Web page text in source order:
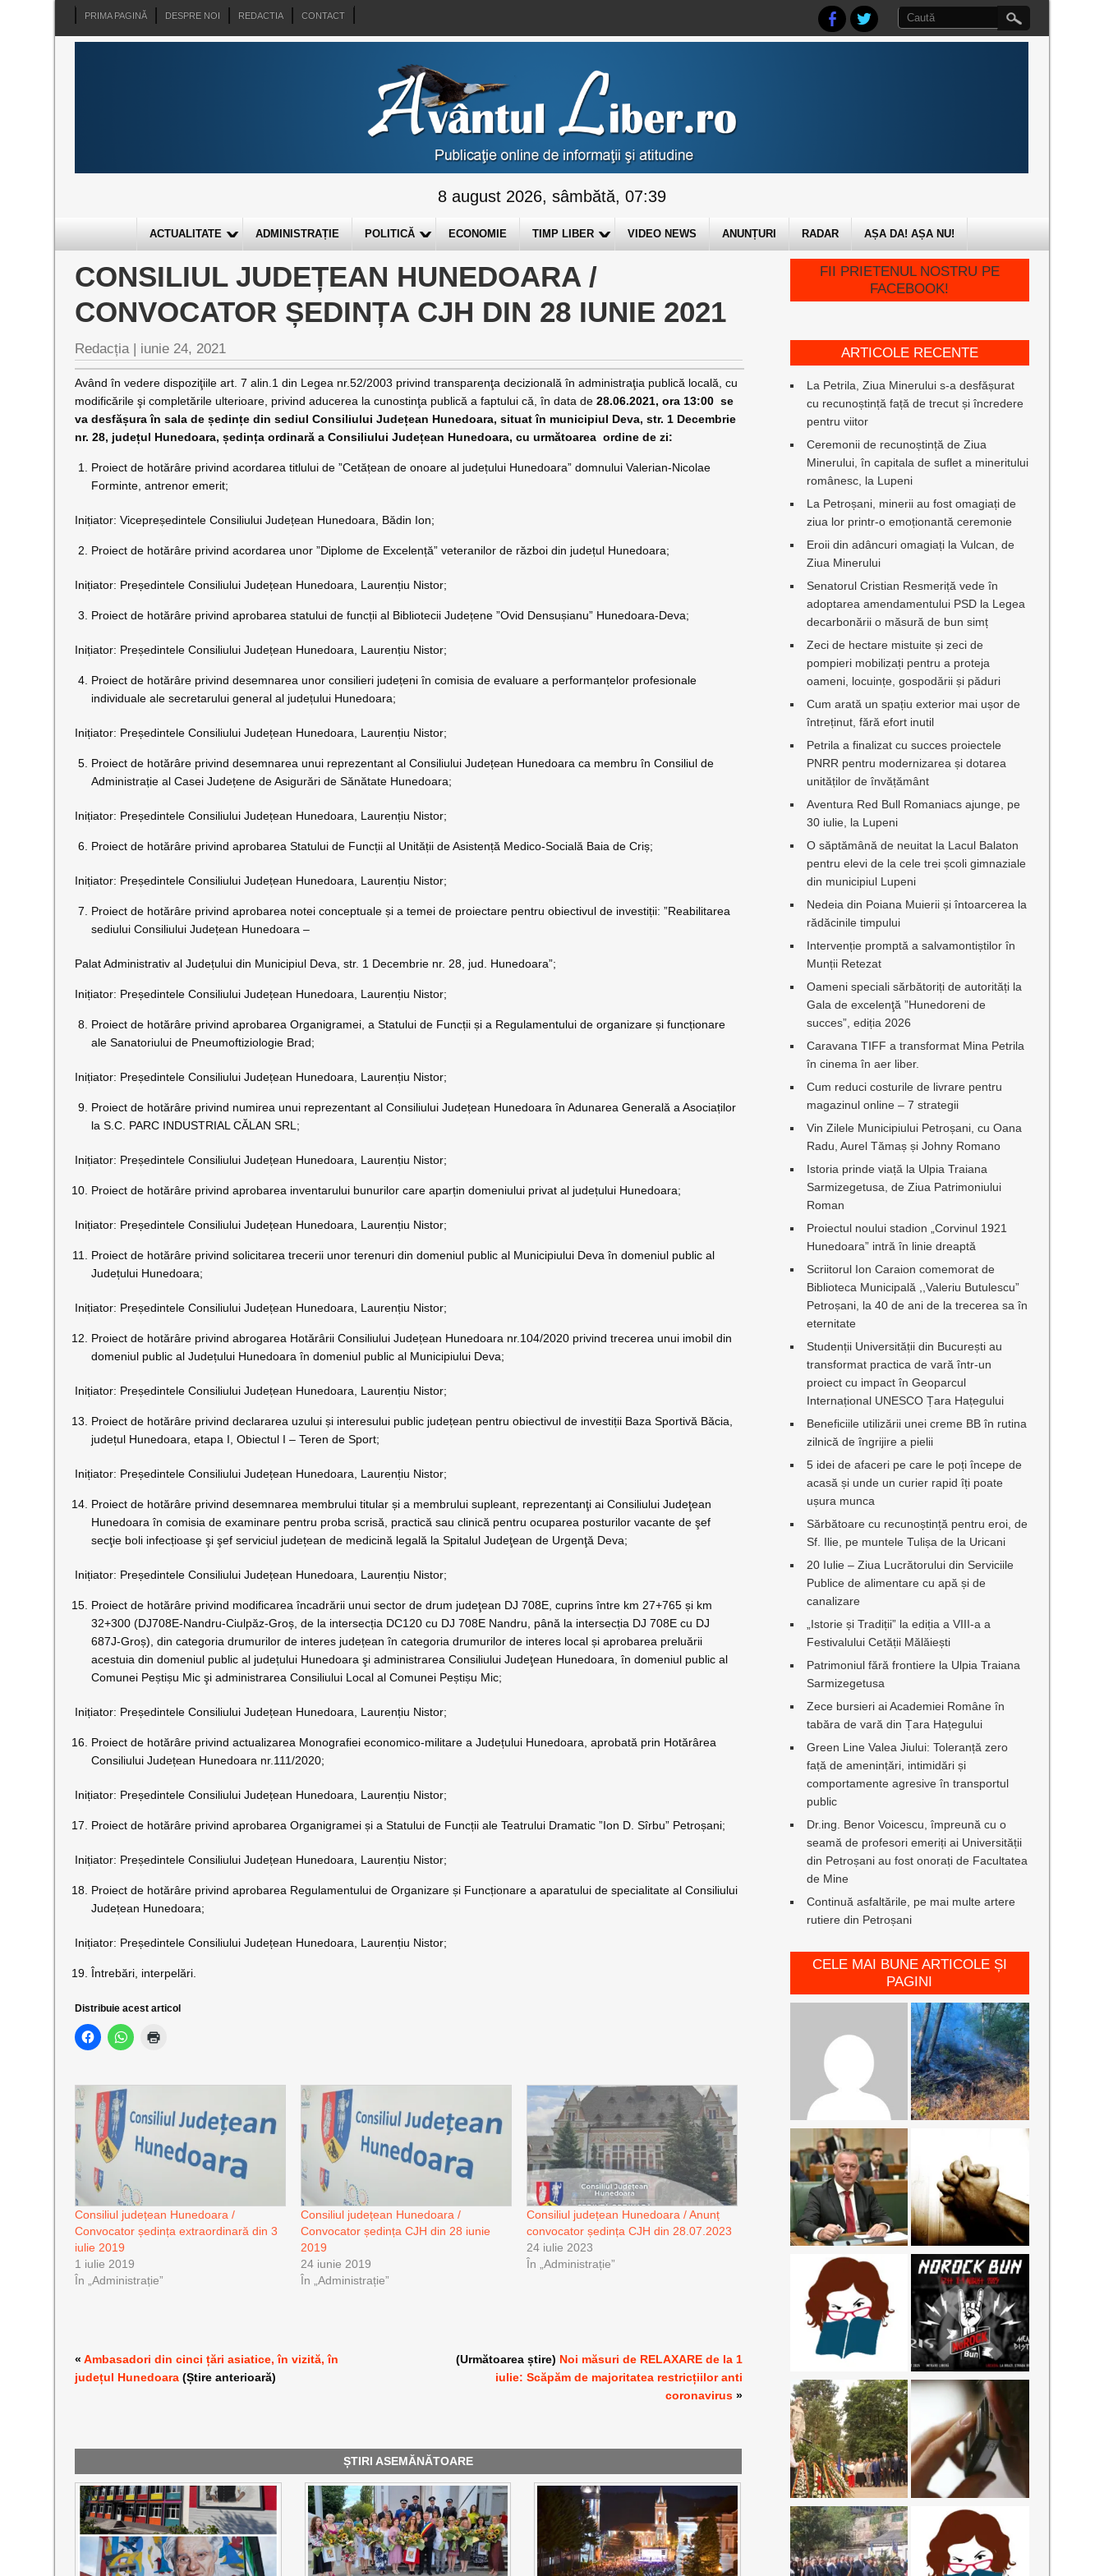
PRIMA PAGINĂ DESPRE NOI REDACTIA CONTACT
8 august 2026, sâmbătă, 07:39
ACTUALITATE ADMINISTRAȚIE POLITICĂ ECONOMIE TIMP LIBER VIDEO NEWS ANUNȚURI RADAR AȘA DA! AȘA NU!
CONSILIUL JUDEȚEAN HUNEDOARA /
CONVOCATOR ȘEDINȚA CJH DIN 28 IUNIE 2021
Redacția | iunie 24, 2021
Având în vedere dispoziţiile art. 7 alin.1 din Legea nr.52/2003 privind transparenţa decizională în administraţia publică locală, cu
modificările şi completările ulterioare, privind aducerea la cunostinţa publică a faptului că, în data de28.06.2021, ora 13:00 se
va desfășuraîn sala de ședințe din sediul Consiliului Județean Hunedoara, situat în municipiul Deva, str. 1 Decembrie
nr. 28, județul Hunedoara, ședința ordinară a Consiliului Județean Hunedoara, cu următoarea ordine de zi:
Proiect de hotărâre privind acordarea titlului de ”Cetățean de onoare al județului Hunedoara” domnului Valerian-Nicolae
Forminte, antrenor emerit;
Inițiator: Vicepreședintele Consiliului Județean Hunedoara, Bădin Ion;
Proiect de hotărâre privind acordarea unor ”Diplome de Excelență” veteranilor de război din județul Hunedoara;
Inițiator: Președintele Consiliului Județean Hunedoara, Laurențiu Nistor;
Proiect de hotărâre privind aprobarea statului de funcții al Bibliotecii Județene ”Ovid Densușianu” Hunedoara-Deva;
Inițiator: Președintele Consiliului Județean Hunedoara, Laurențiu Nistor;
Proiect de hotărâre privind desemnarea unor consilieri județeni în comisia de evaluare a performanțelor profesionale
individuale ale secretarului general al județului Hunedoara;
Inițiator: Președintele Consiliului Județean Hunedoara, Laurențiu Nistor;
Proiect de hotărâre privind desemnarea unui reprezentant al Consiliului Județean Hunedoara ca membru în Consiliul de
Administrație al Casei Județene de Asigurări de Sănătate Hunedoara;
Inițiator: Președintele Consiliului Județean Hunedoara, Laurențiu Nistor;
Proiect de hotărâre privind aprobarea Statului de Funcții al Unității de Asistență Medico-Socială Baia de Criș;
Inițiator: Președintele Consiliului Județean Hunedoara, Laurențiu Nistor;
Proiect de hotărâre privind aprobarea notei conceptuale și a temei de proiectare pentru obiectivul de investiții: ”Reabilitarea
sediului Consiliului Județean Hunedoara –
Palat Administrativ al Județului din Municipiul Deva, str. 1 Decembrie nr. 28, jud. Hunedoara”;
Inițiator: Președintele Consiliului Județean Hunedoara, Laurențiu Nistor;
Proiect de hotărâre privind aprobarea Organigramei, a Statului de Funcții și a Regulamentului de organizare și funcționare
ale Sanatoriului de Pneumoftiziologie Brad;
Inițiator: Președintele Consiliului Județean Hunedoara, Laurențiu Nistor;
Proiect de hotărâre privind numirea unui reprezentant al Consiliului Județean Hunedoara în Adunarea Generală a Asociaților
la S.C. PARC INDUSTRIAL CĂLAN SRL;
Inițiator: Președintele Consiliului Județean Hunedoara, Laurențiu Nistor;
Proiect de hotărâre privind aprobarea inventarului bunurilor care aparțin domeniului privat al județului Hunedoara;
Inițiator: Președintele Consiliului Județean Hunedoara, Laurențiu Nistor;
Proiect de hotărâre privind solicitarea trecerii unor terenuri din domeniul public al Municipiului Deva în domeniul public al
Județului Hunedoara;
Inițiator: Președintele Consiliului Județean Hunedoara, Laurențiu Nistor;
Proiect de hotărâre privind abrogarea Hotărârii Consiliului Județean Hunedoara nr.104/2020 privind trecerea unui imobil din
domeniul public al Județului Hunedoara în domeniul public al Municipiului Deva;
Inițiator: Președintele Consiliului Județean Hunedoara, Laurențiu Nistor;
Proiect de hotărâre privind declararea uzului și interesului public județean pentru obiectivul de investiții Baza Sportivă Băcia,
județul Hunedoara, etapa I, Obiectul I – Teren de Sport;
Inițiator: Președintele Consiliului Județean Hunedoara, Laurențiu Nistor;
Proiect de hotărâre privind desemnarea membrului titular și a membrului supleant, reprezentanţi ai Consiliului Judeţean
Hunedoara în comisia de examinare pentru proba scrisă, practică sau clinică pentru ocuparea posturilor vacante de şef
secţie boli infecțioase şi şef serviciul județean de medicină legală la Spitalul Judeţean de Urgenţă Deva;
Inițiator: Președintele Consiliului Județean Hunedoara, Laurențiu Nistor;
Proiect de hotărâre privind modificarea încadrării unui sector de drum judeţean DJ 708E, cuprins între km 27+765 și km
32+300 (DJ708E-Nandru-Ciulpăz-Groș, de la intersecția DC120 cu DJ 708E Nandru, până la intersecția DJ 708E cu DJ
687J-Groș), din categoria drumurilor de interes județean în categoria drumurilor de interes local și aprobarea preluării
acestuia din domeniul public al județului Hunedoara şi administrarea Consiliului Judeţean Hunedoara, în domeniul public al
Comunei Peștișu Mic şi administrarea Consiliului Local al Comunei Peștișu Mic;
Inițiator: Președintele Consiliului Județean Hunedoara, Laurențiu Nistor;
Proiect de hotărâre privind actualizarea Monografiei economico-militare a Județului Hunedoara, aprobată prin Hotărârea
Consiliului Județean Hunedoara nr.111/2020;
Inițiator: Președintele Consiliului Județean Hunedoara, Laurențiu Nistor;
Proiect de hotărâre privind aprobarea Organigramei și a Statului de Funcții ale Teatrului Dramatic ”Ion D. Sîrbu” Petroșani;
Inițiator: Președintele Consiliului Județean Hunedoara, Laurențiu Nistor;
Proiect de hotărâre privind aprobarea Regulamentului de Organizare și Funcționare a aparatului de specialitate al Consiliului
Județean Hunedoara;
Inițiator: Președintele Consiliului Județean Hunedoara, Laurențiu Nistor;
Întrebări, interpelări.
Distribuie acest articol
Consiliul județean Hunedoara /
Convocator ședința extraordinară din 3
iulie 2019
1 iulie 2019
În „Administrație”
Consiliul județean Hunedoara /
Convocator ședința CJH din 28 iunie
2019
24 iunie 2019
În „Administrație”
Consiliul județean Hunedoara / Anunț
convocator ședința CJH din 28.07.2023
24 iulie 2023
În „Administrație”
«Ambasadori din cinci țări asiatice, în vizită, în
județul Hunedoara (Știre anterioară)
(Următoarea știre) Noi măsuri de RELAXARE de la 1
iulie: Scăpăm de majoritatea restricțiilor anti
coronavirus »
ȘTIRI ASEMĂNĂTOARE
FII PRIETENUL NOSTRU PE
FACEBOOK!
ARTICOLE RECENTE
La Petrila, Ziua Minerului s-a desfășurat
cu recunoștință față de trecut și încredere
pentru viitor
Ceremonii de recunoștință de Ziua
Minerului, în capitala de suflet a mineritului
românesc, la Lupeni
La Petroșani, minerii au fost omagiați de
ziua lor printr-o emoționantă ceremonie
Eroii din adâncuri omagiați la Vulcan, de
Ziua Minerului
Senatorul Cristian Resmeriță vede în
adoptarea amendamentului PSD la Legea
decarbonării o măsură de bun simț
Zeci de hectare mistuite și zeci de
pompieri mobilizați pentru a proteja
oameni, locuințe, gospodării și păduri
Cum arată un spațiu exterior mai ușor de
întreținut, fără efort inutil
Petrila a finalizat cu succes proiectele
PNRR pentru modernizarea și dotarea
unităților de învățământ
Aventura Red Bull Romaniacs ajunge, pe
30 iulie, la Lupeni
O săptămână de neuitat la Lacul Balaton
pentru elevi de la cele trei școli gimnaziale
din municipiul Lupeni
Nedeia din Poiana Muierii și întoarcerea la
rădăcinile timpului
Intervenție promptă a salvamontiștilor în
Munții Retezat
Oameni speciali sărbătoriți de autorități la
Gala de excelenţă ”Hunedoreni de
succes”, ediția 2026
Caravana TIFF a transformat Mina Petrila
în cinema în aer liber.
Cum reduci costurile de livrare pentru
magazinul online – 7 strategii
Vin Zilele Municipiului Petroșani, cu Oana
Radu, Aurel Tămaș și Johny Romano
Istoria prinde viață la Ulpia Traiana
Sarmizegetusa, de Ziua Patrimoniului
Roman
Proiectul noului stadion „Corvinul 1921
Hunedoara” intră în linie dreaptă
Scriitorul Ion Caraion comemorat de
Biblioteca Municipală ,,Valeriu Butulescu”
Petroșani, la 40 de ani de la trecerea sa în
eternitate
Studenții Universității din București au
transformat practica de vară într-un
proiect cu impact în Geoparcul
Internațional UNESCO Țara Hațegului
Beneficiile utilizării unei creme BB în rutina
zilnică de îngrijire a pielii
5 idei de afaceri pe care le poți începe de
acasă și unde un curier rapid îți poate
ușura munca
Sărbătoare cu recunoștință pentru eroi, de
Sf. Ilie, pe muntele Tulișa de la Uricani
20 Iulie – Ziua Lucrătorului din Serviciile
Publice de alimentare cu apă și de
canalizare
„Istorie și Tradiții” la ediția a VIII-a a
Festivalului Cetății Mălăiești
Patrimoniul fără frontiere la Ulpia Traiana
Sarmizegetusa
Zece bursieri ai Academiei Române în
tabăra de vară din Țara Hațegului
Green Line Valea Jiului: Toleranță zero
față de amenințări, intimidări și
comportamente agresive în transportul
public
Dr.ing. Benor Voicescu, împreună cu o
seamă de profesori emeriți ai Universității
din Petroșani au fost onorați de Facultatea
de Mine
Continuă asfaltările, pe mai multe artere
rutiere din Petroșani
CELE MAI BUNE ARTICOLE ȘI
PAGINI